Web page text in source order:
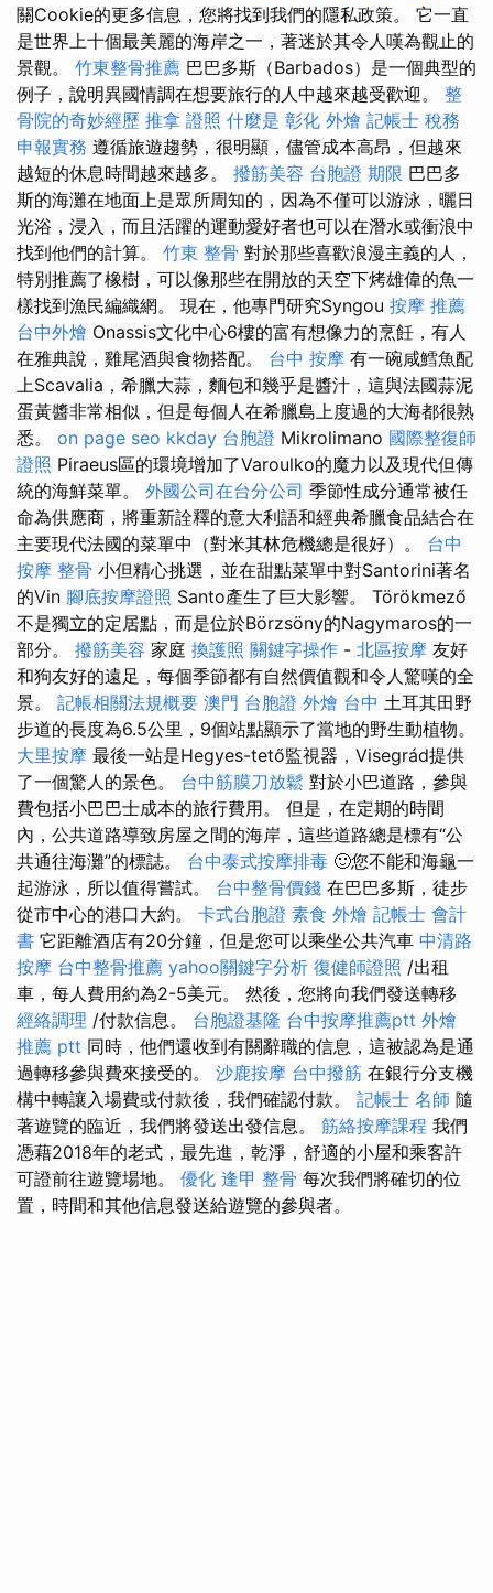
關Cookie的更多信息，您將找到我們的隱私政策。 它一直
是世界上十個最美麗的海岸之一，著迷於其令人嘆為觀止的
景觀。 竹東整骨推薦 巴巴多斯（Barbados）是一個典型的
例子，說明異國情調在想要旅行的人中越來越受歡迎。 整
骨院的奇妙經歷 推拿 證照 什麼是 彰化 外燴 記帳士 稅務
申報實務 遵循旅遊趨勢，很明顯，儘管成本高昂，但越來
越短的休息時間越來越多。 撥筋美容 台胞證 期限 巴巴多
斯的海灘在地面上是眾所周知的，因為不僅可以游泳，曬日
光浴，浸入，而且活躍的運動愛好者也可以在潛水或衝浪中
找到他們的計算。 竹東 整骨 對於那些喜歡浪漫主義的人，
特別推薦了橡樹，可以像那些在開放的天空下烤雄偉的魚一
樣找到漁民編織網。 現在，他專門研究Syngou 按摩 推薦
台中外燴 Onassis文化中心6樓的富有想像力的烹飪，有人
在雅典說，雞尾酒與食物搭配。 台中 按摩 有一碗咸鱈魚配
上Scavalia，希臘大蒜，麵包和幾乎是醬汁，這與法國蒜泥
蛋黃醬非常相似，但是每個人在希臘島上度過的大海都很熟
悉。 on page seo kkday 台胞證 Mikrolimano 國際整復師
證照 Piraeus區的環境增加了Varoulko的魔力以及現代但傳
統的海鮮菜單。 外國公司在台分公司 季節性成分通常被任
命為供應商，將重新詮釋的意大利語和經典希臘食品結合在
主要現代法國的菜單中（對米其林危機總是很好）。 台中
按摩 整骨 小但精心挑選，並在甜點菜單中對Santorini著名
的Vin 腳底按摩證照 Santo產生了巨大影響。 Törökmező
不是獨立的定居點，而是位於Börzsöny的Nagymaros的一
部分。 撥筋美容 家庭 換護照 關鍵字操作 - 北區按摩 友好
和狗友好的遠足，每個季節都有自然價值觀和令人驚嘆的全
景。 記帳相關法規概要 澳門 台胞證 外燴 台中 土耳其田野
步道的長度為6.5公里，9個站點顯示了當地的野生動植物。
大里按摩 最後一站是Hegyes-tető監視器，Visegrád提供
了一個驚人的景色。 台中筋膜刀放鬆 對於小巴道路，參與
費包括小巴巴士成本的旅行費用。 但是，在定期的時間
內，公共道路導致房屋之間的海岸，這些道路總是標有“公
共通往海灘”的標誌。 台中泰式按摩排毒 🙂您不能和海龜一
起游泳，所以值得嘗試。 台中整骨價錢 在巴巴多斯，徒步
從市中心的港口大約。 卡式台胞證 素食 外燴 記帳士 會計
書 它距離酒店有20分鐘，但是您可以乘坐公共汽車 中清路
按摩 台中整骨推薦 yahoo關鍵字分析 復健師證照 /出租
車，每人費用約為2-5美元。 然後，您將向我們發送轉移
經絡調理 /付款信息。 台胞證基隆 台中按摩推薦ptt 外燴
推薦 ptt 同時，他們還收到有關辭職的信息，這被認為是通
過轉移參與費來接受的。 沙鹿按摩 台中撥筋 在銀行分支機
構中轉讓入場費或付款後，我們確認付款。 記帳士 名師 隨
著遊覽的臨近，我們將發送出發信息。 筋絡按摩課程 我們
憑藉2018年的老式，最先進，乾淨，舒適的小屋和乘客許
可證前往遊覽場地。 優化 逢甲 整骨 每次我們將確切的位
置，時間和其他信息發送給遊覽的參與者。